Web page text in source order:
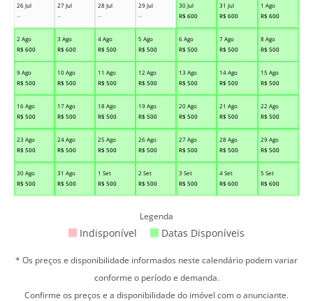
26 Jul
--
27 Jul
--
28 Jul
--
29 Jul
--
30 Jul
R$ 600
31 Jul
R$ 600
1 Ago
R$ 600
2 Ago
R$ 600
3 Ago
R$ 600
4 Ago
R$ 500
5 Ago
R$ 500
6 Ago
R$ 500
7 Ago
R$ 500
8 Ago
R$ 500
9 Ago
R$ 500
10 Ago
R$ 500
11 Ago
R$ 500
12 Ago
R$ 500
13 Ago
R$ 500
14 Ago
R$ 500
15 Ago
R$ 500
16 Ago
R$ 500
17 Ago
R$ 500
18 Ago
R$ 500
19 Ago
R$ 500
20 Ago
R$ 500
21 Ago
R$ 500
22 Ago
R$ 500
23 Ago
R$ 500
24 Ago
R$ 500
25 Ago
R$ 500
26 Ago
R$ 500
27 Ago
R$ 500
28 Ago
R$ 500
29 Ago
R$ 500
30 Ago
R$ 500
31 Ago
R$ 500
1 Set
R$ 500
2 Set
R$ 500
3 Set
R$ 500
4 Set
R$ 600
5 Set
R$ 600
Legenda
Indisponível Datas Disponíveis
* Os preços e disponibilidade informados neste calendário podem variar
conforme o período e demanda.
Confirme os preços e a disponibilidade do imóvel com o anunciante.